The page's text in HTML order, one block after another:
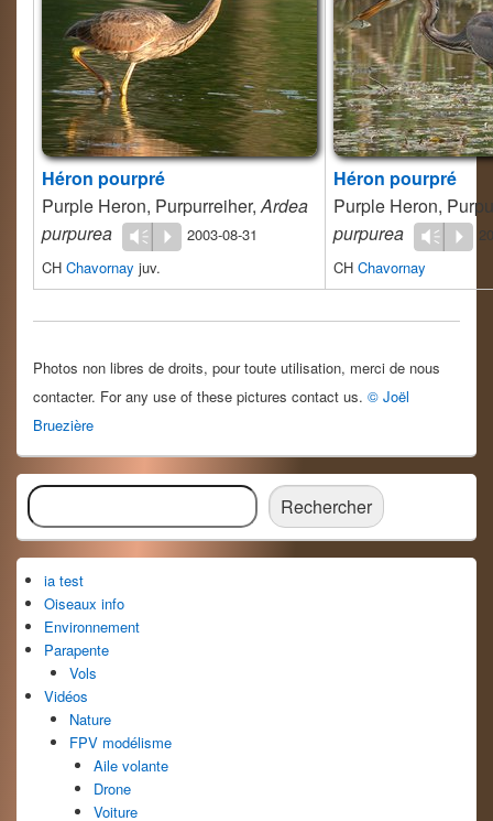
Héron pourpré
Purple Heron, Purpurreiher,Ardea
purpurea
Vm P
2003-08-31
CH Chavornay juv.
Héron pourpré
Purple Heron,
purpurea
Vm P
CH Chavornay
Photos non libres de droits, pour toute utilisation, merci de nous
contacter. For any use of these pictures contact us. © Joël
Bruezière
Zone
principale
de
widget
pour
la
barre
latérale
Rechercher Rechercher
ia test
Oiseaux info
Environnement
Parapente
Vols
Vidéos
Nature
FPV modélisme
Aile volante
Drone
Voiture